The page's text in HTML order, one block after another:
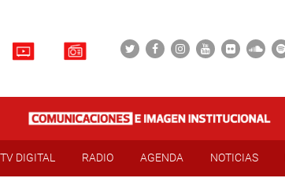
TV DIGITAL RADIO AGENDA NOTICIAS